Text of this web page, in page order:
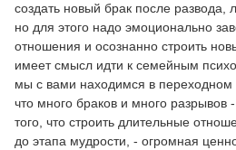
создать новый брак после
но для этого надо эмоционально
отношения и осознанно строить
имеет смысл идти к семейным
мы с вами находимся в переходном
что много браков и много разрывов
того, что строить длительные
до этапа мудрости, - огромная